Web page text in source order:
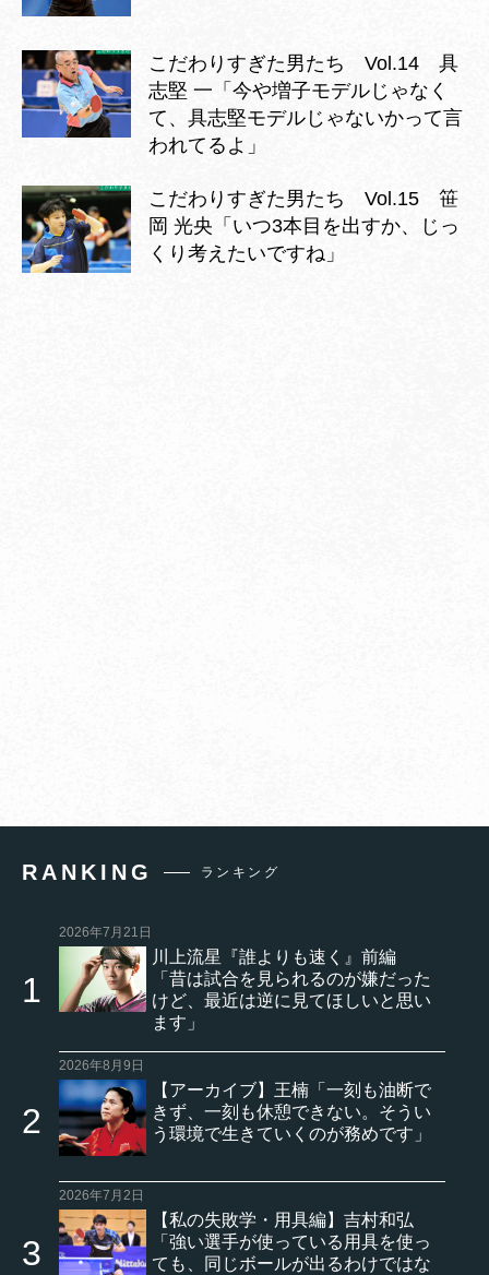
こだわりすぎた男たち Vol.14 具
志堅 一「今や増子モデルじゃなく
て、具志堅モデルじゃないかって言
われてるよ」
こだわりすぎた男たち Vol.15 笹
岡 光央「いつ3本目を出すか、じっ
くり考えたいですね」
RANKING ランキング
2026年7月21日
川上流星『誰よりも速く』前編
「昔は試合を見られるのが嫌だった
けど、最近は逆に見てほしいと思い
ます」
2026年8月9日
【アーカイブ】王楠「一刻も油断で
きず、一刻も休憩できない。そうい
う環境で生きていくのが務めです」
2026年7月2日
【私の失敗学・用具編】吉村和弘
「強い選手が使っている用具を使っ
ても、同じボールが出るわけではな